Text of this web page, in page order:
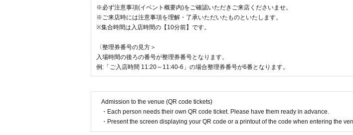
・複数アカウントでのお申し込みはご遠慮ください。
発覚した場合、お申込みを無効にさせていただく場合がございます。
チケット1枚につき、お一人様ご入店可能
・入店チケットの転売・譲渡は固くお断りいたします。
・本件はいかなる場合(紛失・破損等)も再発行いたしません。<転売禁止>
集合時間に遅れられた場合は最後尾でのご案内となる場合がございます。
例:「入店時間 11:20～11:40」ご当選者様の流れ
①集合時間は11:10となります。
※必ず注意事項(イベント概要内)をご確認いただきご来店くださいませ。
※ご来店時には注意事項を理解・了承いただいたものといたします。
※集合時間は入店時間の【10分前】です。
〈整理券番号の見方＞
入場時間の後ろの番号が整理券番号となります。
例:「ご入店時間 11:20～11:40-6」の場合整理券番号が6番となります。
Admission to the venue (QR code tickets)
・Each person needs their own QR code ticket. Please have them ready in advance.
・Present the screen displaying your QR code or a printout of the code when entering the